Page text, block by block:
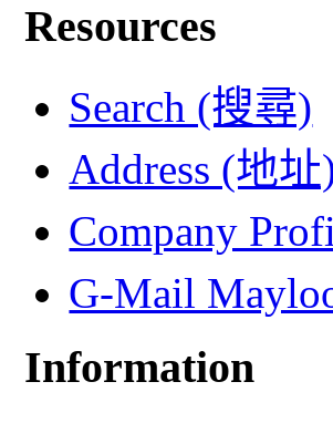
Resources
Search (搜尋)
Address (地址
Company
G-Mail
Information